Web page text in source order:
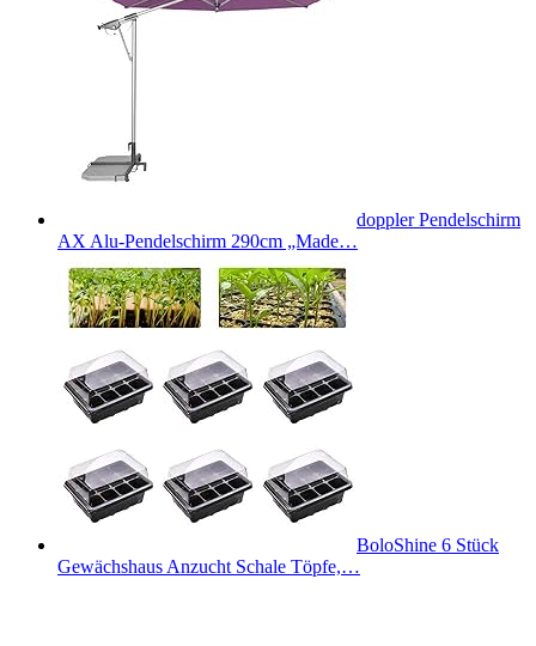
doppler Pendelschirm
AX Alu-Pendelschirm 290cm „Made…
BoloShine 6 Stück
Gewächshaus Anzucht Schale Töpfe,…